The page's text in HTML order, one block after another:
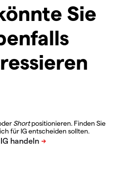
Sie
Shortpositionieren. Finden Sie
für IG entscheiden sollten.